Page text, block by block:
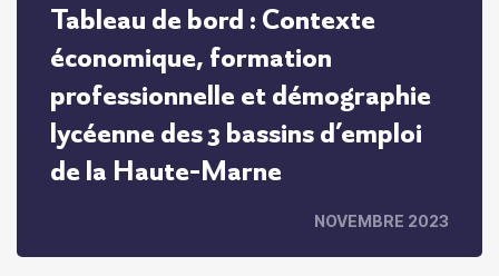
Tableau de bord : Contexte
économique, formation
professionnelle et démographie
lycéenne des 3 bassins d’emploi
de la Haute-Marne
NOVEMBRE 2023